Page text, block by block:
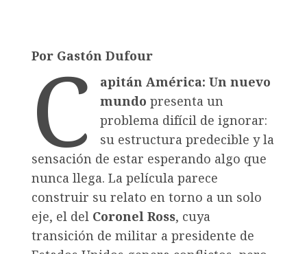
Por Gastón Dufour
C
apitán América: Un nuevo
mundo presenta un
problema difícil de ignorar:
su estructura predecible y la
sensación de estar esperando algo que
nunca llega. La película parece
construir su relato en torno a un solo
eje, el del Coronel Ross, cuya
transición de militar a presidente de